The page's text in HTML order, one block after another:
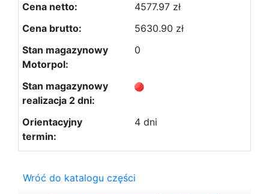
4577.97 zł
5630.90 zł
0
4 dni
Wróć do katalogu części